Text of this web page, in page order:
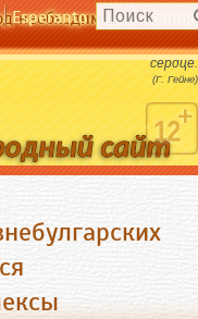
необходим для
Esperanto
любовь? Это - зубная боль в
сердце.
(Г. Гейне)